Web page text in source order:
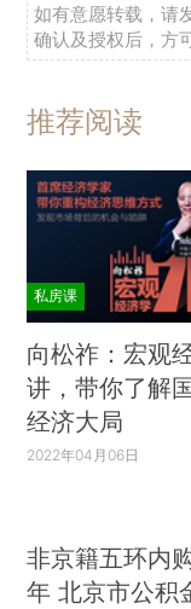
如有意愿转载，请
确认及授权后，方
推荐阅读
私房课
向松祚：宏观
讲，带你了解
经济大局
2022年04月06日
非京籍五环内
年 北京市公积